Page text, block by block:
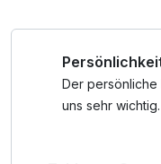
Der persönliche
uns sehr wichtig.